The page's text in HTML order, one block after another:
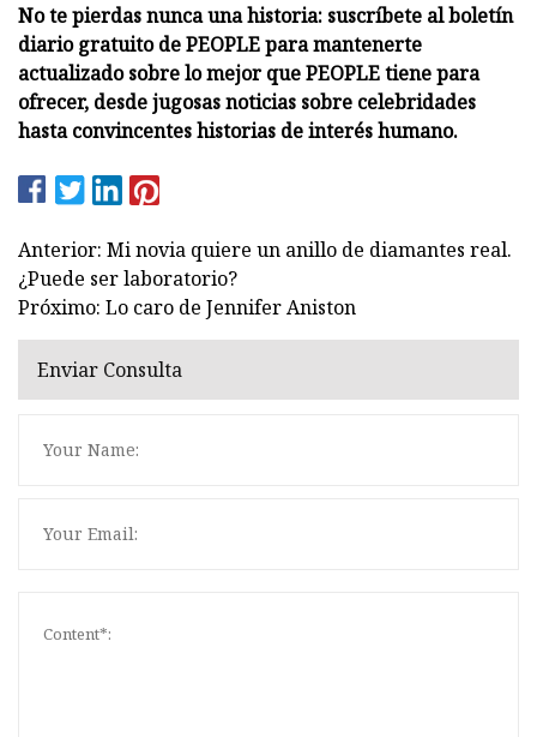
No te pierdas nunca una historia: suscríbete al boletín
diario gratuito de PEOPLE para mantenerte
actualizado sobre lo mejor que PEOPLE tiene para
ofrecer, desde jugosas noticias sobre celebridades
hasta convincentes historias de interés humano.
Anterior: Mi novia quiere un anillo de diamantes real.
¿Puede ser laboratorio?
Próximo: Lo caro de Jennifer Aniston
Enviar Consulta